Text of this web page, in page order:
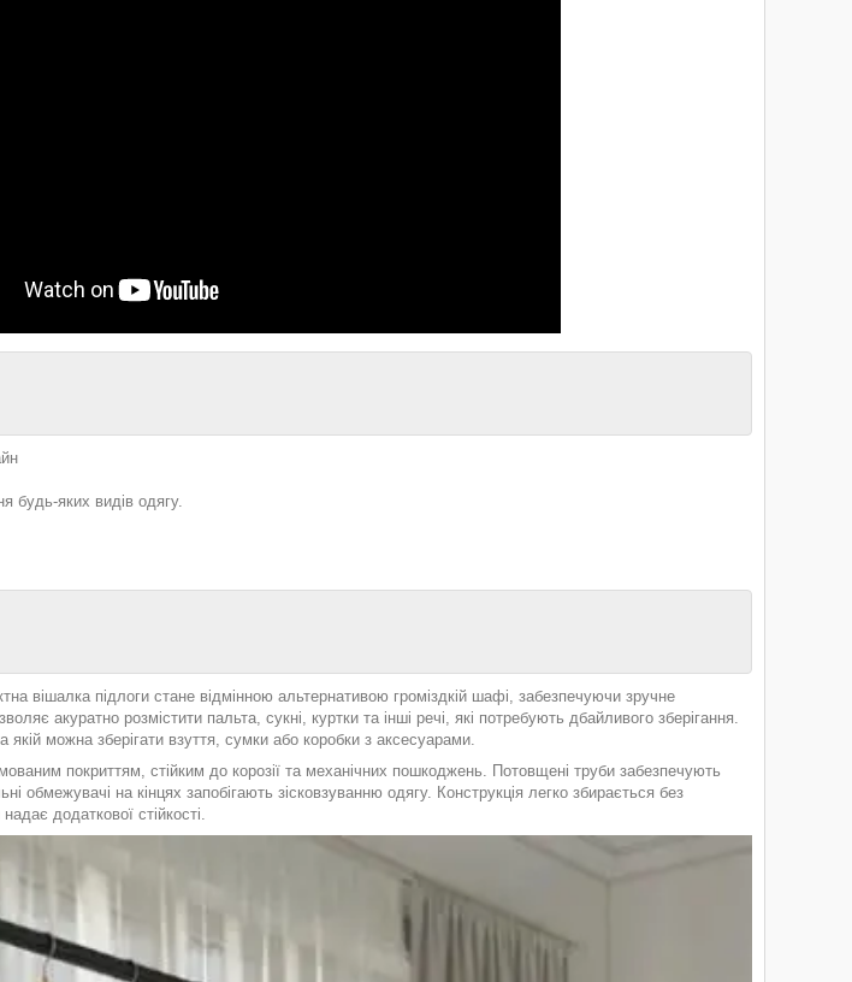
будь-яких видів одягу.
вішалка підлоги стане відмінною альтернативою громіздкій шафі, забезпечуючи зручне
акуратно розмістити пальта, сукні, куртки та інші речі, які потребують дбайливого зберігання.
можна зберігати взуття, сумки або коробки з аксесуарами.
покриттям, стійким до корозії та механічних пошкоджень. Потовщені труби забезпечують
обмежувачі на кінцях запобігають зісковзуванню одягу. Конструкція легко збирається без
додаткової стійкості.